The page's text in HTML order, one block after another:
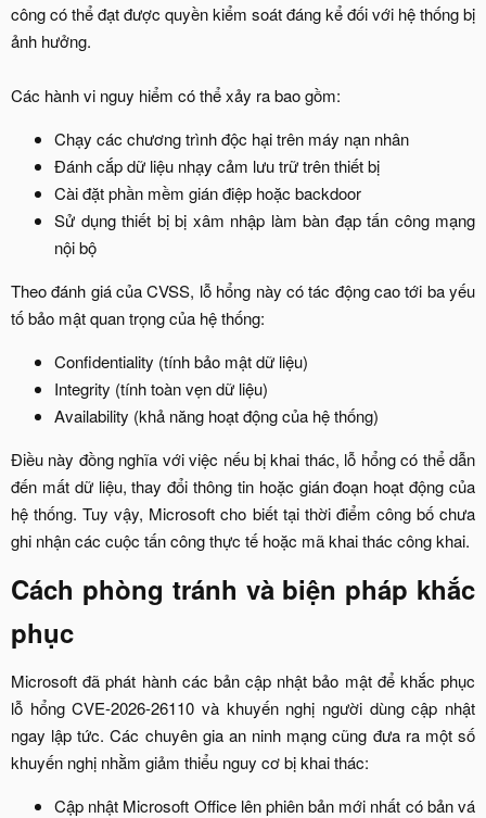
công có thể đạt được quyền kiểm soát đáng kể đối với hệ thống bị
ảnh hưởng.
Các hành vi nguy hiểm có thể xảy ra bao gồm:​
Chạy các chương trình độc hại trên máy nạn nhân​
Đánh cắp dữ liệu nhạy cảm lưu trữ trên thiết bị​
Cài đặt phần mềm gián điệp hoặc backdoor​
Sử dụng thiết bị bị xâm nhập làm bàn đạp tấn công mạng
nội bộ​
Theo đánh giá của CVSS, lỗ hổng này có tác động cao tới ba yếu
tố bảo mật quan trọng của hệ thống:​
Confidentiality (tính bảo mật dữ liệu)​
Integrity (tính toàn vẹn dữ liệu)​
Availability (khả năng hoạt động của hệ thống)​
Điều này đồng nghĩa với việc nếu bị khai thác, lỗ hổng có thể dẫn
đến mất dữ liệu, thay đổi thông tin hoặc gián đoạn hoạt động của
hệ thống. Tuy vậy, Microsoft cho biết tại thời điểm công bố chưa
ghi nhận các cuộc tấn công thực tế hoặc mã khai thác công khai.​
Cách phòng tránh và biện pháp khắc
phục​
Microsoft đã phát hành các bản cập nhật bảo mật để khắc phục
lỗ hổng CVE-2026-26110 và khuyến nghị người dùng cập nhật
ngay lập tức. Các chuyên gia an ninh mạng cũng đưa ra một số
khuyến nghị nhằm giảm thiểu nguy cơ bị khai thác:​
Cập nhật Microsoft Office lên phiên bản mới nhất có bản vá